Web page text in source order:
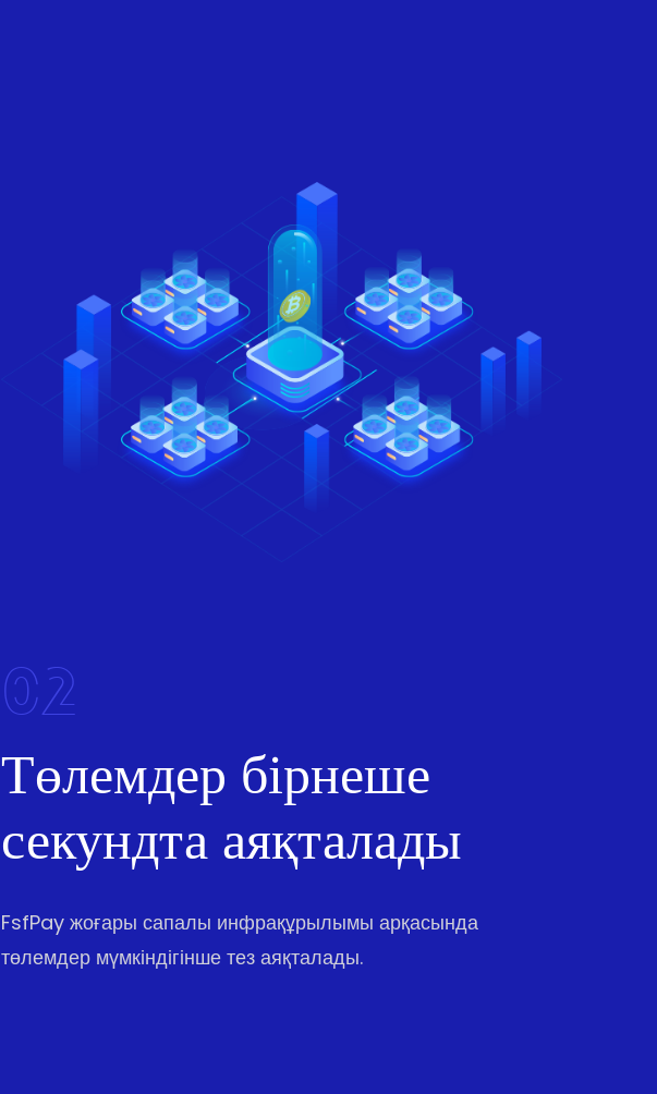
02
Төлемдер бірнеше
секундта аяқталады
FsfPay жоғары сапалы инфрақұрылымы арқасында
төлемдер мүмкіндігінше тез аяқталады.